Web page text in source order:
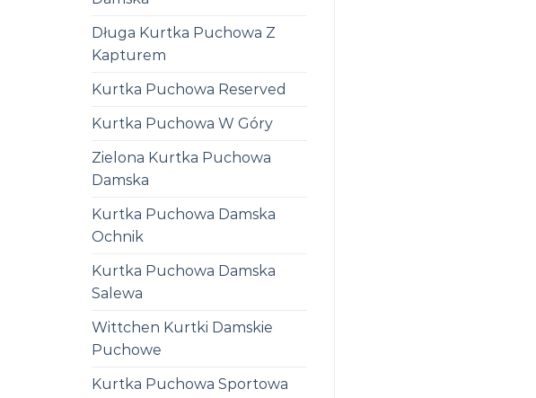
Długa Kurtka Puchowa Z
Kapturem
Kurtka Puchowa Reserved
Kurtka Puchowa W Góry
Zielona Kurtka Puchowa
Damska
Kurtka Puchowa Damska
Ochnik
Kurtka Puchowa Damska
Salewa
Wittchen Kurtki Damskie
Puchowe
Kurtka Puchowa Sportowa